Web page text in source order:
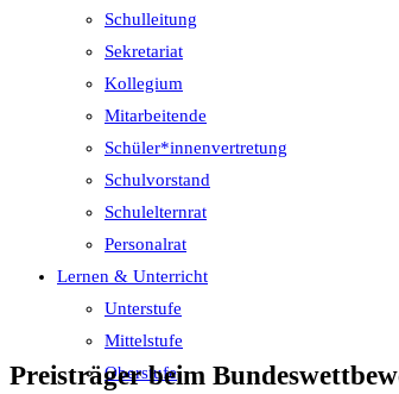
Schulleitung
Sekretariat
Kollegium
Mitarbeitende
Schüler*innenvertretung
Schulvorstand
Schulelternrat
Personalrat
Lernen & Unterricht
Unterstufe
Mittelstufe
Oberstufe
Preisträger beim